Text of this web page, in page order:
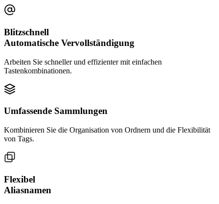
Blitzschnell
Automatische Vervollständigung
Arbeiten Sie schneller und effizienter mit einfachen
Tastenkombinationen.
Umfassende Sammlungen
Kombinieren Sie die Organisation von Ordnern und die Flexibilität
von Tags.
Flexibel
Aliasnamen